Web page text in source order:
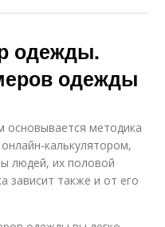
одежды.
одежды
основывается методика
калькулятором,
людей, их половой
зависит также и от его